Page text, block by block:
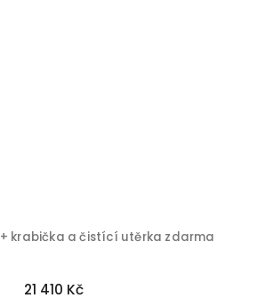
+ krabička a čistící utěrka zdarma
21 410 Kč